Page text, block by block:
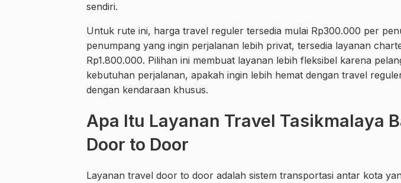
sendiri.
Untuk rute ini, harga travel reguler tersedia mulai Rp300.000 per
penumpang yang ingin perjalanan lebih privat, tersedia layanan
Rp1.800.000. Pilihan ini membuat layanan lebih fleksibel karena
kebutuhan perjalanan, apakah ingin lebih hemat dengan travel
dengan kendaraan khusus.
Apa Itu Layanan Travel Tasikmalaya
Door to Door
Layanan travel door to door adalah sistem transportasi antar kota